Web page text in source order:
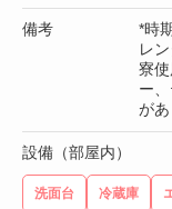
備考
*時
レ
寮
ー
が
設備（部屋内）
洗面台 冷蔵庫